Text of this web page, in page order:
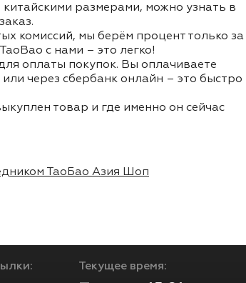
размерами, можно узнать в
комиссий, мы берём процент только за
с нами – это легко!
оплаты покупок. Вы оплачиваете
через сбербанк онлайн – это быстро
товар и где именно он сейчас
ТаоБао Азия Шоп
Текущее время: